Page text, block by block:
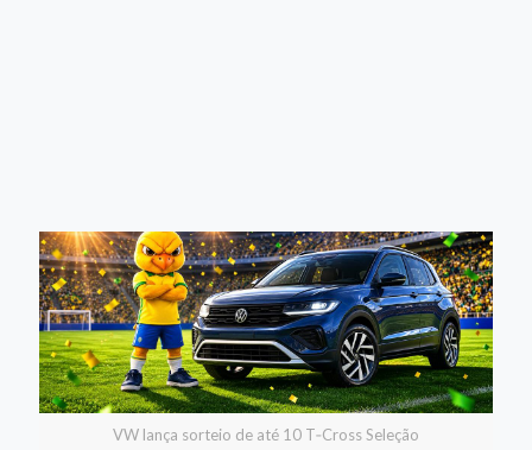
VW lança sorteio de até 10 T‑Cross Seleção